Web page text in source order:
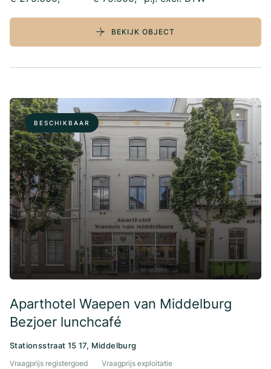
BEKIJK OBJECT
BESCHIKBAAR
Aparthotel Waepen van Middelburg
Bezjoer lunchcafé
Stationsstraat 15 17, Middelburg
Vraagprijs registergoed Vraagprijs exploitatie